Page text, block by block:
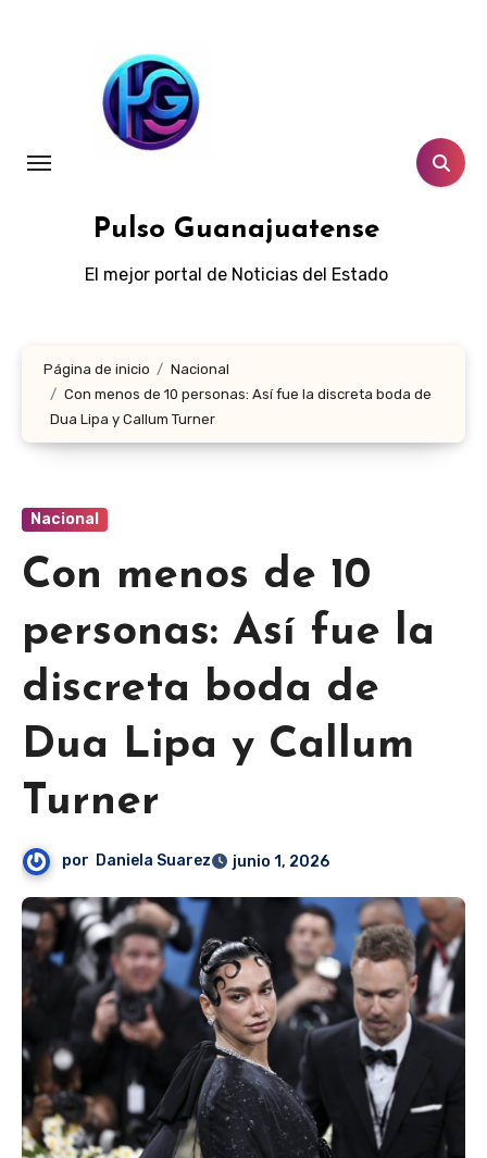
Pulso Guanajuatense
El mejor portal de Noticias del Estado
Página de inicio
Nacional
Con menos de 10 personas: Así fue la discreta boda de
Dua Lipa y Callum Turner
Nacional
Con menos de 10
personas: Así fue la
discreta boda de
Dua Lipa y Callum
Turner
por Daniela Suarez junio 1, 2026